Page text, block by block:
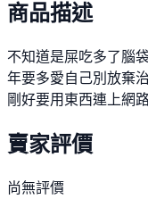
商品描述
不知道是屎吃多了腦
年要多愛自己別放棄
剛好要用東西連上網
賣家評價
尚無評價